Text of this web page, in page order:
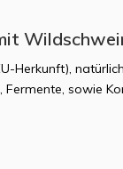
Herkunft),
Fermente, sowie